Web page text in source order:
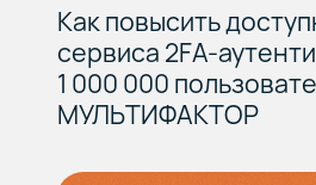
Как повысить
сервиса 2FA-
1 000 000
МУЛЬТИФАКТОР